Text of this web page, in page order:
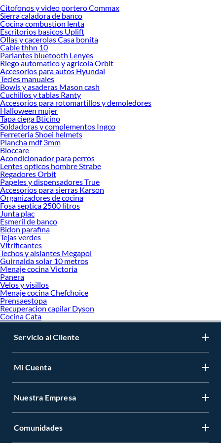
Desde remodelaciones hasta proyectos de decoración, estamos aquí para hacer
tus ideas realidad. ¡Visítanos y encuentra todo lo que tenemos para ofrecerte en
Dados!
Explora la variedad de productos de Dados en Sodimac
Herramientas, materiales y accesorios de calidad para tus proyectos y
renovación de espacios. ¡Visítanos y descubre todo lo que tenemos para
ofrecerte!
Encuentra una amplia variedad de productos de Dados en Sodimac. Encuentra
todo lo necesario para tus proyectos de renovación y decoración. ¡Visítanos y
haz tus ideas realidad!
Citofonos y video portero Commax
Sierra caladora de banco
Cocina combustion lenta
Escritorios basicos Uplift
Ollas y cacerolas Casa bonita
Cable thhn 10
Parlantes bluetooth Lenyes
Riego automatico y agricola Orbit
Accesorios para autos Hyundai
Tecles manuales
Bowls y asaderas Mason cash
Cuchillos y tablas Ranty
Accesorios para rotomartillos y demoledores
Halloween mujer
Tapa ciega Bticino
Soldadoras y complementos Ingco
Ferreteria Shoei helmets
Plancha mdf 3mm
Bloccare
Acondicionador para perros
Lentes opticos hombre Strabe
Regadores Orbit
Papeles y dispensadores True
Accesorios para sierras Karson
Organizadores de cocina
Fosa septica 2500 litros
Junta plac
Esmeril de banco
Bidon parafina
Tejas verdes
Vitrificantes
Techos y aislantes Megapol
Guirnalda solar 10 metros
Menaje cocina Victoria
Panera
Velos y visillos
Menaje cocina Chefchoice
Prensaestopa
Recuperacion capilar Dyson
Cocina Cata
Servicio al Cliente
Mi Cuenta
Nuestra Empresa
Comunidades